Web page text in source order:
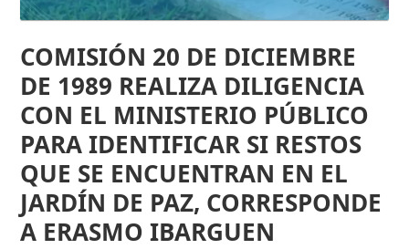
COMISIÓN 20 DE DICIEMBRE
DE 1989 REALIZA DILIGENCIA
CON EL MINISTERIO PÚBLICO
PARA IDENTIFICAR SI RESTOS
QUE SE ENCUENTRAN EN EL
JARDÍN DE PAZ, CORRESPONDE
A ERASMO IBARGUEN